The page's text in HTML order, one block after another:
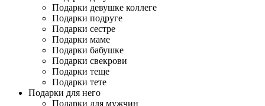
Подарки девушке коллеге
Подарки подруге
Подарки сестре
Подарки маме
Подарки бабушке
Подарки свекрови
Подарки теще
Подарки тете
Подарки для него
Подарки для мужчин